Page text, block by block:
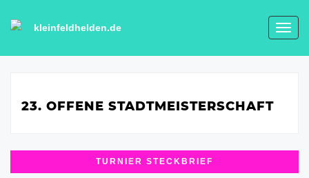
kleinfeldhelden.de
23. OFFENE STADTMEISTERSCHAFT
TURNIER STECKBRIEF